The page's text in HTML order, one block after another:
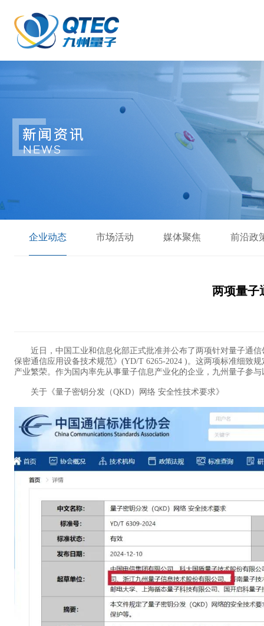
企业动态 市场活动 媒体聚焦 前沿政
两项量子
近日，中国工业和信息化部正式批准并公布了两项针对量子通信
保密通信应用设备技术规范》(YD/T 6265-2024 )。这两项标准细致
产业繁荣。作为国内率先从事量子信息产业化的企业，九州量子参
关于《量子密钥分发（QKD）网络 安全性技术要求》